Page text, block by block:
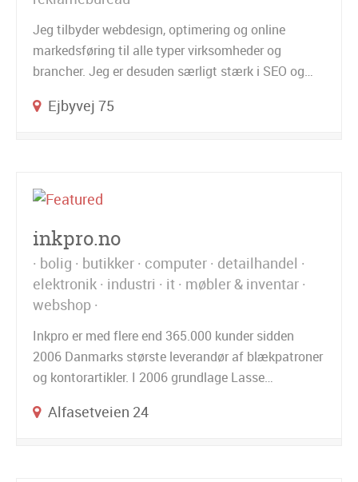
Jeg tilbyder webdesign, optimering og online
markedsføring til alle typer virksomheder og
brancher. Jeg er desuden særligt stærk i SEO og…
Ejbyvej 75
inkpro.no
bolig butikker computer detailhandel
elektronik industri it møbler & inventar
webshop
Inkpro er med flere end 365.000 kunder sidden
2006 Danmarks største leverandør af blækpatroner
og kontorartikler. I 2006 grundlage Lasse…
Alfasetveien 24